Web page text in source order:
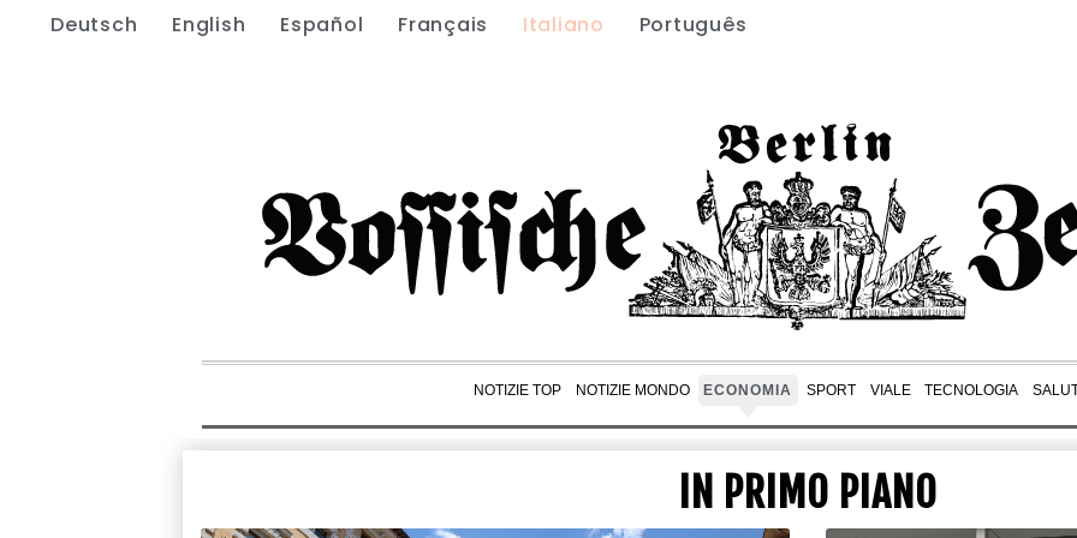
Deutsch English Español Français Italiano Português
NOTIZIE TOP NOTIZIE MONDO ECONOMIA SPORT VIALE TECNOLOGIA
IN PRIMO PIANO